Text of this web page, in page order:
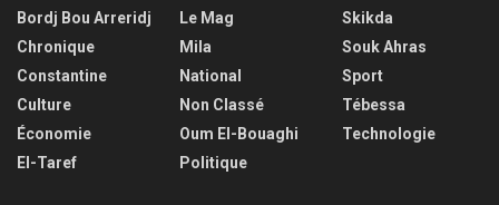
Bordj Bou Arreridj
Chronique
Constantine
Culture
Économie
El-Taref
Le Mag
Mila
National
Non Classé
Oum El-Bouaghi
Politique
Skikda
Souk Ahras
Sport
Tébessa
Technologie